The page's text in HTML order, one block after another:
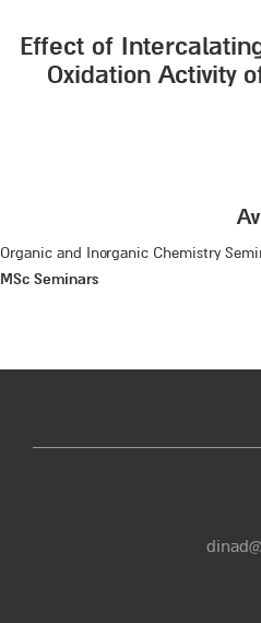
Effect of
Oxidation Activity
Organic and Inorganic Chemistry
MSc Seminars